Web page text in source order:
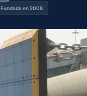
Fundada en 2008